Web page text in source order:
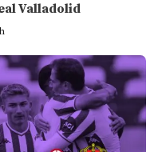
Valladolid